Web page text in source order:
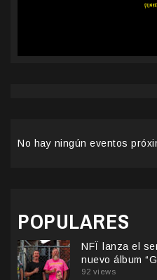
No hay ningún eventos
POPULARES
NFÏ lanza el
nuevo álbum
92 views